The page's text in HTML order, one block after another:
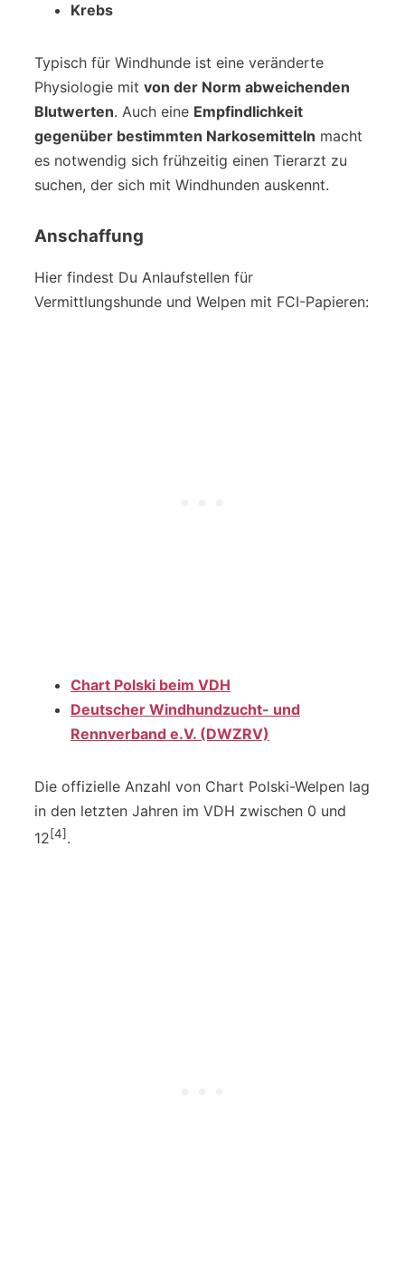
Krebs
Typisch für Windhunde ist eine veränderte
Physiologie mit von der Norm abweichenden
Blutwerten. Auch eine Empfindlichkeit
gegenüber bestimmten Narkosemitteln macht
es notwendig sich frühzeitig einen Tierarzt zu
suchen, der sich mit Windhunden auskennt.
Anschaffung
Hier findest Du Anlaufstellen für
Vermittlungshunde und Welpen mit FCI-Papieren:
Chart Polski beim VDH
Deutscher Windhundzucht- und
Rennverband e.V. (DWZRV)
Die offizielle Anzahl von Chart Polski-Welpen lag
in den letzten Jahren im VDH zwischen 0 und
12[4] .